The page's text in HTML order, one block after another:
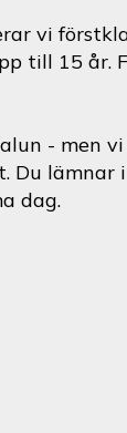
vi
till 15 år.
- men
Du
dag.